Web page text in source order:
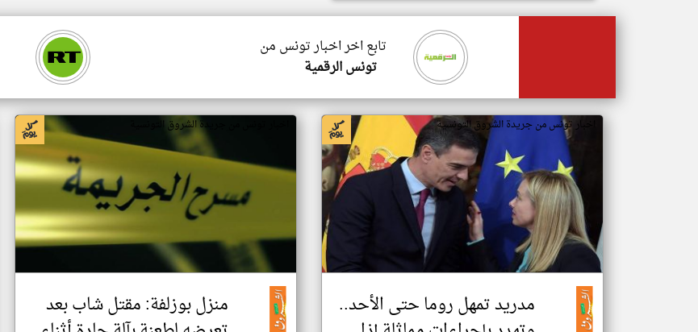
تابع اخر اخبار تونس من
تونس الرقمية
اخبار تونس من جريدة الشروق التونسية
مدريد تمهل روما حتى الأحد..
اخبار تونس من جريدة الشروق التونسية
منزل بوزلفة: مقتل شاب بعد